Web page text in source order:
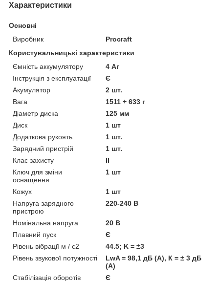
Характеристики
Основні
Виробник
Procraft
Користувальницькі характеристики
Ємність аккумулятору
4 Аг
Інструкція з експлуатації
Є
Акумулятор
2 шт.
Вага
1511 + 633 г
Діаметр диска
125 мм
Диск
1 шт
Додаткова рукоять
1 шт.
Зарядний пристрій
1 шт.
Клас захисту
II
Ключ для зміни
оснащення
1 шт
Кожух
1 шт
Напруга зарядного
пристрою
220-240 В
Номінальна напруга
20 В
Плавний пуск
Є
Рівень вібрації м / с2
44.5; K = ±3
Рівень звукової потужності
LwA = 98,1 дБ (А), К = ± 3 дБ
(А)
Стабілізація оборотів
Є